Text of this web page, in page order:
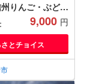
りんご・ぶど
各2本(130ml×計
】
9,000 円
とチョイス